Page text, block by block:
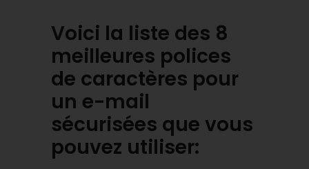
Voici la liste des 8
meilleures polices
de caractères pour
un e-mail
sécurisées que vous
pouvez utiliser: